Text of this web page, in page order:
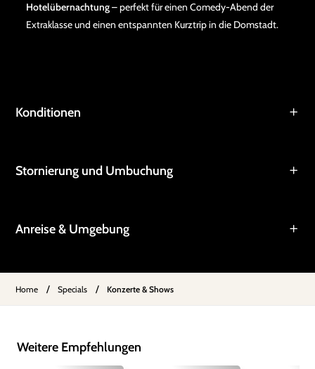
Hotelübernachtung– perfekt für einen Comedy-Abend der
Extraklasse und einen entspannten Kurztrip in die Domstadt.
Konditionen
Stornierung und Umbuchung
Anreise & Umgebung
Home / Specials / Konzerte & Shows
Weitere Empfehlungen